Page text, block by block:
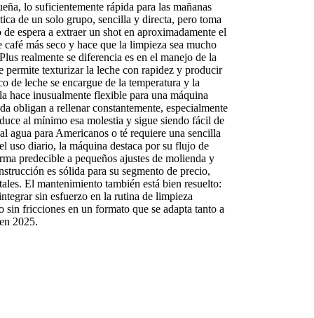
lo suficientemente rápida para las mañanas
de un solo grupo, sencilla y directa, pero toma
espera a extraer un shot en aproximadamente el
más seco y hace que la limpieza sea mucho
realmente se diferencia es en el manejo de la
permite texturizar la leche con rapidez y producir
de leche se encargue de la temperatura y la
hace inusualmente flexible para una máquina
obligan a rellenar constantemente, especialmente
al mínimo esa molestia y sigue siendo fácil de
agua para Americanos o té requiere una sencilla
uso diario, la máquina destaca por su flujo de
predecible a pequeños ajustes de molienda y
es sólida para su segmento de precio,
El mantenimiento también está bien resuelto:
sin esfuerzo en la rutina de limpieza
fricciones en un formato que se adapta tanto a
2025.